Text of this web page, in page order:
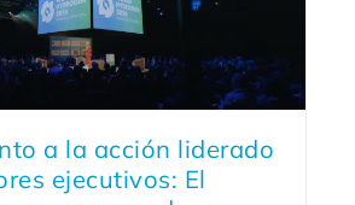
a la acción liderado
ejecutivos: El